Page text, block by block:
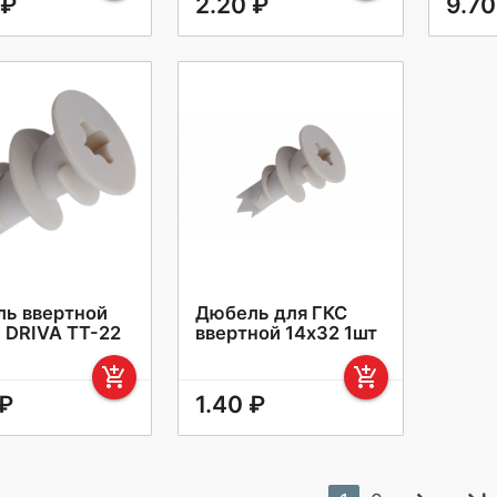
ввертной
DRIVA ТТ-22
add_shopping_cart
Дюбель для ГКС
ввертной 14х32 1шт
add_shopping_cart
1.40 ₽